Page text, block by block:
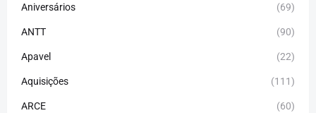
Aniversários (69)
ANTT (90)
Apavel (22)
Aquisições (111)
ARCE (60)